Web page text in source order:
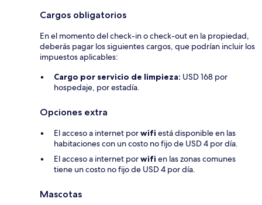
Cargos obligatorios
En el momento del check-in o check-out en la propiedad,
deberás pagar los siguientes cargos, que podrían incluir los
impuestos aplicables:
Cargo por servicio de limpieza: USD 168 por
hospedaje, por estadía.
Opciones extra
El acceso a internet porwifi está disponible en las
habitaciones con un costo no fijo de USD 4 por día.
El acceso a internet porwifi en las zonas comunes
tiene un costo no fijo de USD 4 por día.
Mascotas